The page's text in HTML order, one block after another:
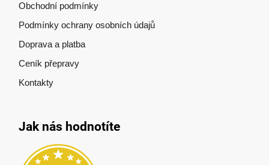
Obchodní podmínky
Podmínky ochrany osobních údajů
Doprava a platba
Ceník přepravy
Kontakty
Jak nás hodnotíte